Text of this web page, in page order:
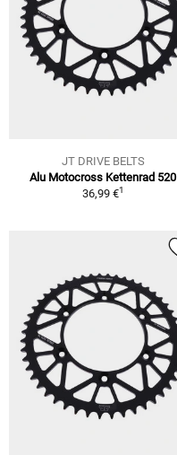
JT DRIVE BELTS
Alu Motocross Kettenrad 520
36,99 €1